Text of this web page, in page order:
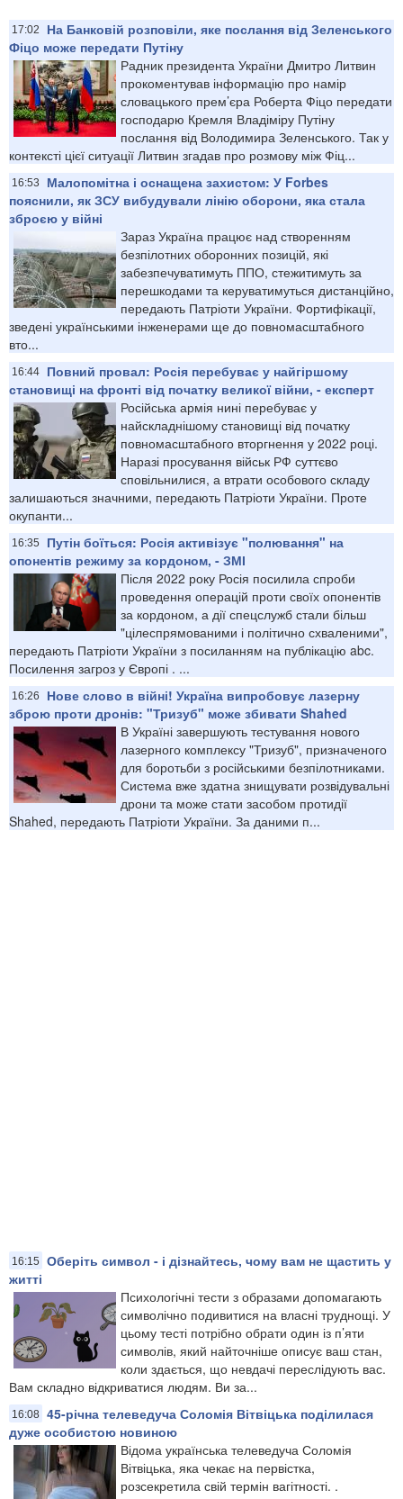
17:02
На Банковій розповіли, яке послання від Зеленського
Фіцо може передати Путіну
Радник президента України Дмитро Литвин
прокоментував інформацію про намір
словацького прем’єра Роберта Фіцо передати
господарю Кремля Владіміру Путіну
послання від Володимира Зеленського. Так у
контексті цієї ситуації Литвин згадав про розмову між Фіц...
16:53
Малопомітна і оснащена захистом: У Forbes
пояснили, як ЗСУ вибудували лінію оборони, яка стала
зброєю у війні
Зараз Україна працює над створенням
безпілотних оборонних позицій, які
забезпечуватимуть ППО, стежитимуть за
перешкодами та керуватимуться дистанційно,
передають Патріоти України. Фортифікації,
зведені українськими інженерами ще до повномасштабного
вто...
16:44
Повний провал: Росія перебуває у найгіршому
становищі на фронті від початку великої війни, - експерт
Російська армія нині перебуває у
найскладнішому становищі від початку
повномасштабного вторгнення у 2022 році.
Наразі просування військ РФ суттєво
сповільнилися, а втрати особового складу
залишаються значними, передають Патріоти України. Проте
окупанти...
16:35
Путін боїться: Росія активізує "полювання" на
опонентів режиму за кордоном, - ЗМІ
Після 2022 року Росія посилила спроби
проведення операцій проти своїх опонентів
за кордоном, а дії спецслужб стали більш
"цілеспрямованими і політично схваленими",
передають Патріоти України з посиланням на публікацію abc.
Посилення загроз у Європі . ...
16:26
Нове слово в війні! Україна випробовує лазерну
зброю проти дронів: "Тризуб" може збивати Shahed
В Україні завершують тестування нового
лазерного комплексу "Тризуб", призначеного
для боротьби з російськими безпілотниками.
Система вже здатна знищувати розвідувальні
дрони та може стати засобом протидії
Shahed, передають Патріоти України. За даними п...
16:15
Оберіть символ - і дізнайтесь, чому вам не щастить у
житті
Психологічні тести з образами допомагають
символічно подивитися на власні труднощі. У
цьому тесті потрібно обрати один із п’яти
символів, який найточніше описує ваш стан,
коли здається, що невдачі переслідують вас.
Вам складно відкриватися людям. Ви за...
16:08 45-річна телеведуча Соломія Вітвіцька поділилася
дуже особистою новиною
Відома українська телеведуча Соломія
Вітвіцька, яка чекає на первістка,
розсекретила свій термін вагітності. .